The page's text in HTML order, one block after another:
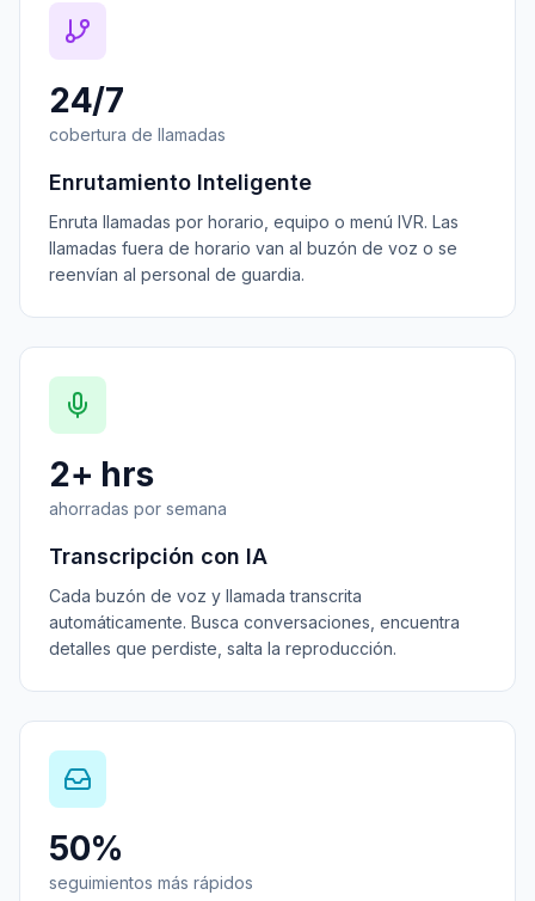
24/7
cobertura de llamadas
Enrutamiento Inteligente
Enruta llamadas por horario, equipo o menú IVR. Las
llamadas fuera de horario van al buzón de voz o se
reenvían al personal de guardia.
2+ hrs
ahorradas por semana
Transcripción con IA
Cada buzón de voz y llamada transcrita
automáticamente. Busca conversaciones, encuentra
detalles que perdiste, salta la reproducción.
50%
seguimientos más rápidos